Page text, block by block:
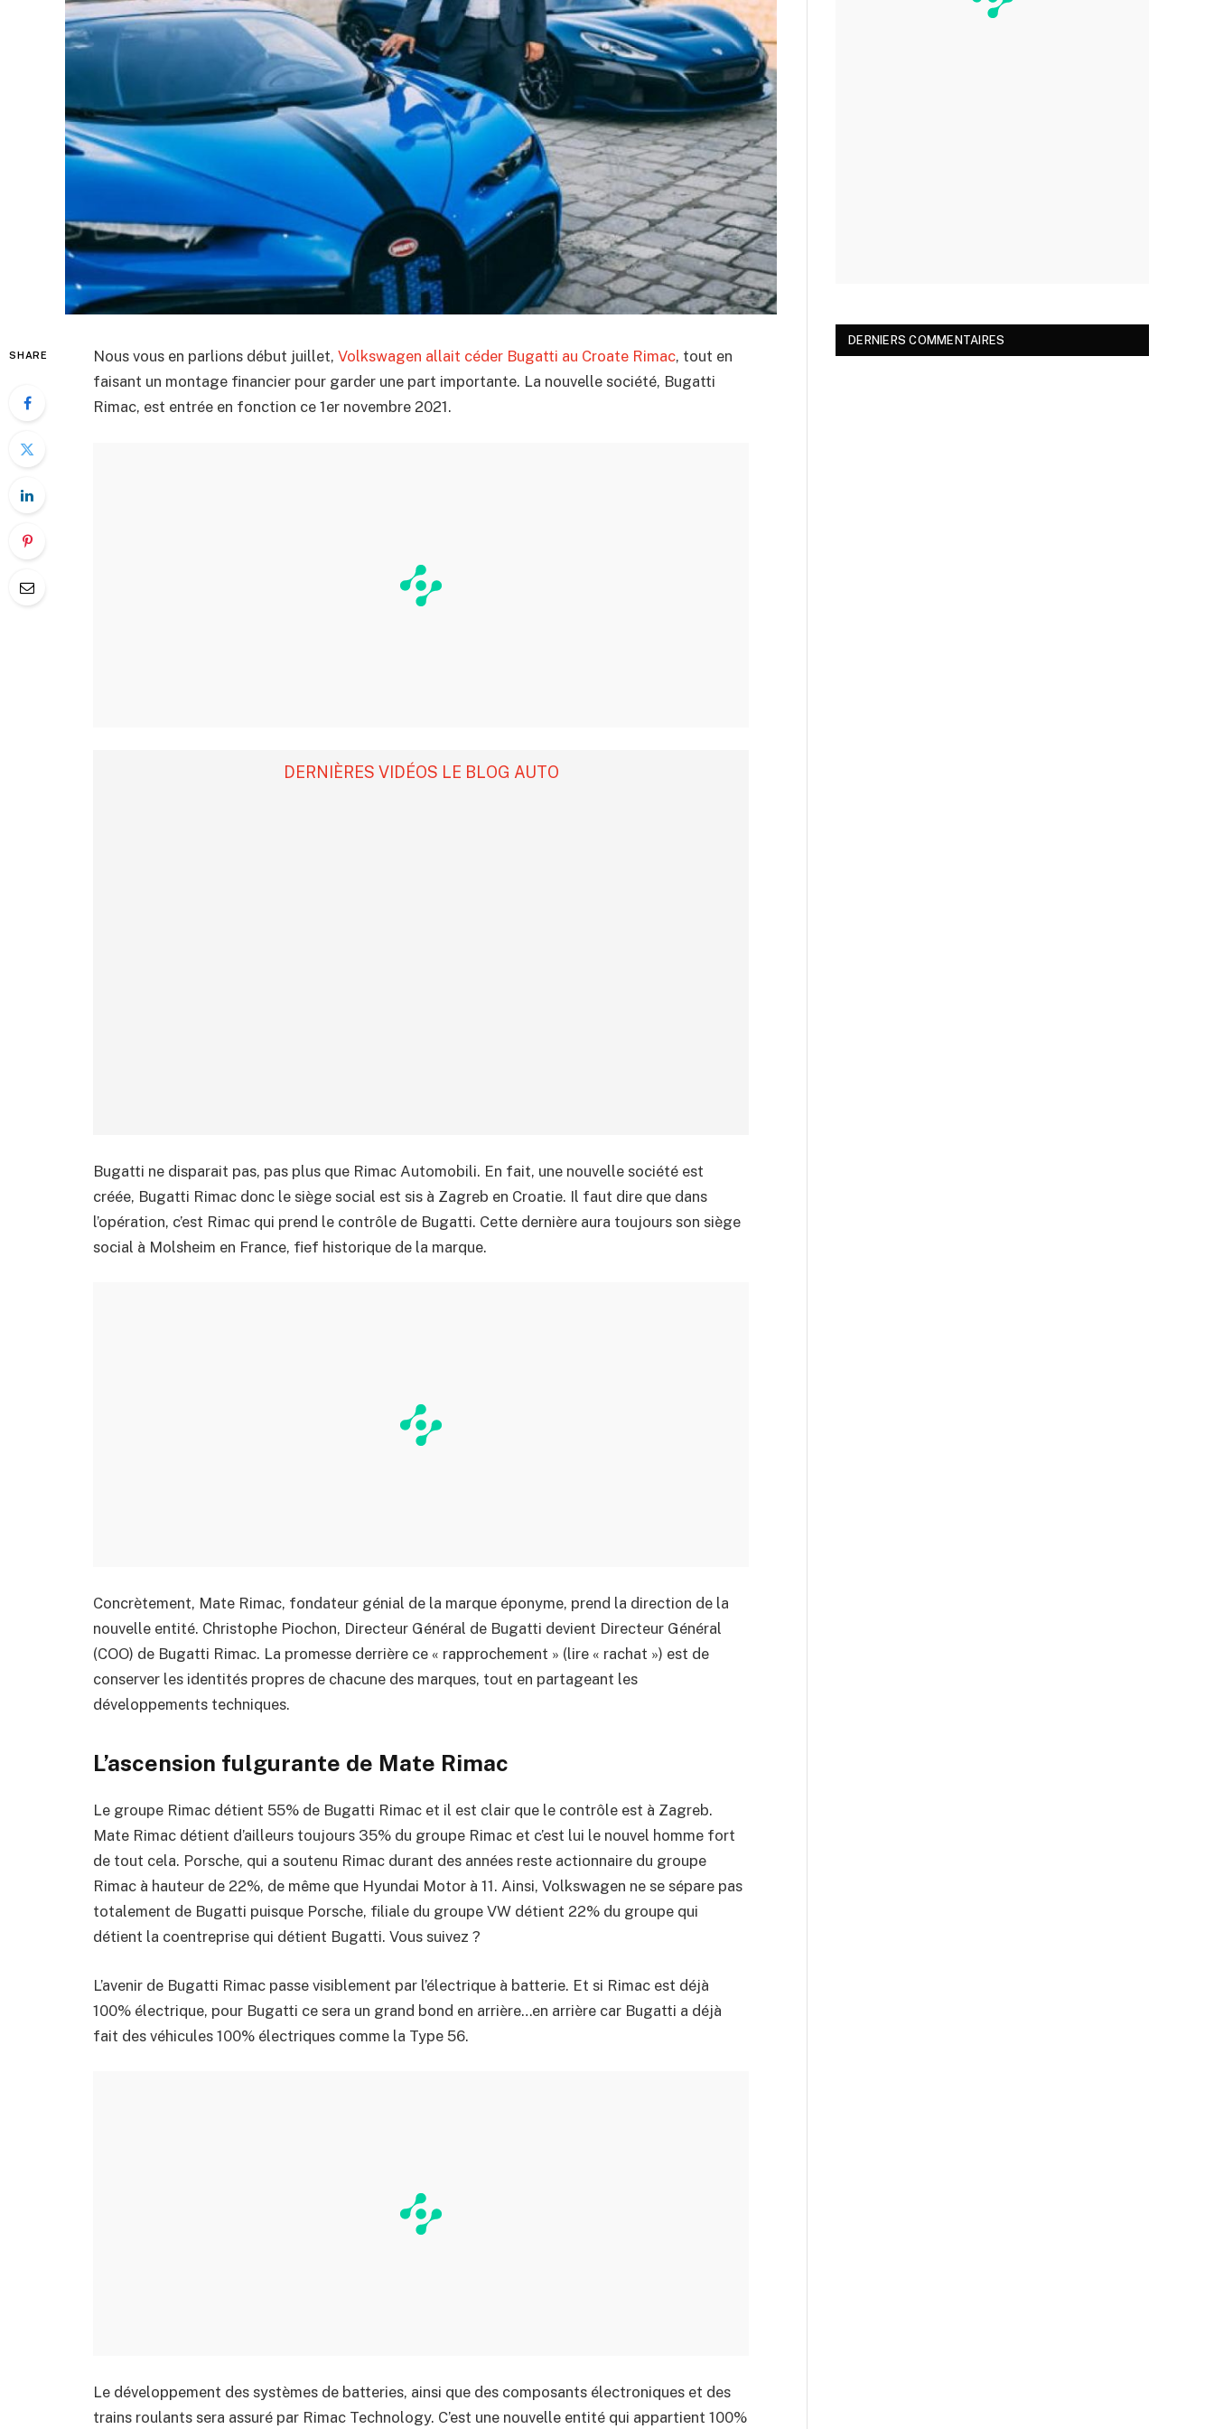
SHARE Nous vous en parlions début juillet, Volkswagen allait céder Bugatti au Croate Rimac, tout en
faisant un montage financier pour garder une part importante. La nouvelle société, Bugatti
Rimac, est entrée en fonction ce 1er novembre 2021.
DERNIÈRES VIDÉOS LE BLOG AUTO
Bugatti ne disparait pas, pas plus que Rimac Automobili. En fait, une nouvelle société est
créée, Bugatti Rimac donc le siège social est sis à Zagreb en Croatie. Il faut dire que dans
l’opération, c’est Rimac qui prend le contrôle de Bugatti. Cette dernière aura toujours son siège
social à Molsheim en France, fief historique de la marque.
Concrètement, Mate Rimac, fondateur génial de la marque éponyme, prend la direction de la
nouvelle entité. Christophe Piochon, Directeur Général de Bugatti devient Directeur Général
(COO) de Bugatti Rimac. La promesse derrière ce « rapprochement » (lire « rachat ») est de
conserver les identités propres de chacune des marques, tout en partageant les
développements techniques.
L’ascension fulgurante de Mate Rimac
Le groupe Rimac détient 55% de Bugatti Rimac et il est clair que le contrôle est à Zagreb.
Mate Rimac détient d’ailleurs toujours 35% du groupe Rimac et c’est lui le nouvel homme fort
de tout cela. Porsche, qui a soutenu Rimac durant des années reste actionnaire du groupe
Rimac à hauteur de 22%, de même que Hyundai Motor à 11. Ainsi, Volkswagen ne se sépare pas
totalement de Bugatti puisque Porsche, filiale du groupe VW détient 22% du groupe qui
détient la coentreprise qui détient Bugatti. Vous suivez ?
L’avenir de Bugatti Rimac passe visiblement par l’électrique à batterie. Et si Rimac est déjà
100% électrique, pour Bugatti ce sera un grand bond en arrière…en arrière car Bugatti a déjà
fait des véhicules 100% électriques comme la Type 56.
Le développement des systèmes de batteries, ainsi que des composants électroniques et des
trains roulants sera assuré par Rimac Technology. C’est une nouvelle entité qui appartient 100%
DERNIERS COMMENTAIRES